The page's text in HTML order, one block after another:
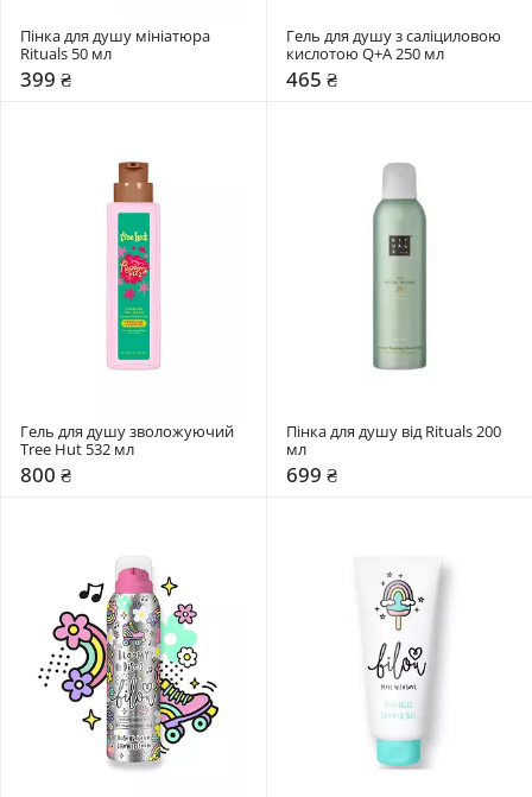
Пінка для душу мініатюра
Rituals 50 мл
399 ₴
Гель для душу з саліциловою
кислотою Q+A 250 мл
465 ₴
Гель для душу зволожуючий
Tree Hut 532 мл
800 ₴
Пінка для душу від Rituals 200
мл
699 ₴